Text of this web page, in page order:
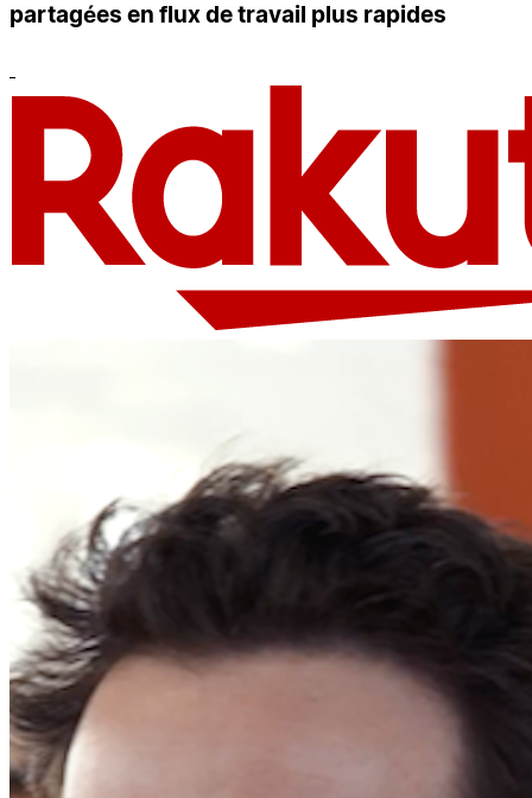
partagées en flux de travail plus rapides